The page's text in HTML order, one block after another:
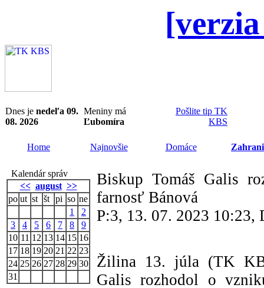
Dnes je nedeľa 09.
08. 2026
Meniny má
Ľubomíra
Pošlite tip TK
KBS
Home Najnovšie Domáce
Kalendár správ
<< august >>
po ut st št pi so ne
1
2
3
4 5 6 7 8
9
10 11 12 13 14 15 16
17 18 19 20 21 22 23
24 25 26 27 28 29 30
31
Biskup Tomáš Galis
farnosť Bánová
P:3, 13. 07. 2023 10:23,
Žilina 13. júla (TK
Galis rozhodol o